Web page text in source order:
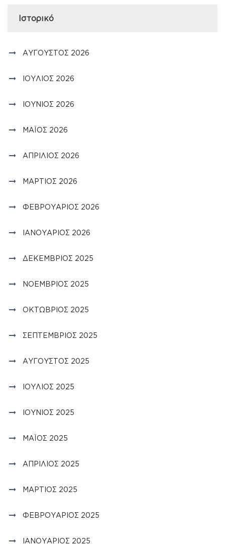
Ιστορικό
ΑΎΓΟΥΣΤΟΣ 2026
ΙΟΎΛΙΟΣ 2026
ΙΟΎΝΙΟΣ 2026
ΜΆΙΟΣ 2026
ΑΠΡΊΛΙΟΣ 2026
ΜΆΡΤΙΟΣ 2026
ΦΕΒΡΟΥΆΡΙΟΣ 2026
ΙΑΝΟΥΆΡΙΟΣ 2026
ΔΕΚΈΜΒΡΙΟΣ 2025
ΝΟΈΜΒΡΙΟΣ 2025
ΟΚΤΏΒΡΙΟΣ 2025
ΣΕΠΤΈΜΒΡΙΟΣ 2025
ΑΎΓΟΥΣΤΟΣ 2025
ΙΟΎΛΙΟΣ 2025
ΙΟΎΝΙΟΣ 2025
ΜΆΙΟΣ 2025
ΑΠΡΊΛΙΟΣ 2025
ΜΆΡΤΙΟΣ 2025
ΦΕΒΡΟΥΆΡΙΟΣ 2025
ΙΑΝΟΥΆΡΙΟΣ 2025